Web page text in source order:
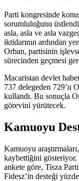
Parti kongresinde
sorumluluğunu
asla, asla ve asla
iktidarının ardından
Orban, partisinin
sürecinden geçmesi
Macaristan devlet
737 delegeden 729’u
kullandı. Bu sonuçla
görevini yürütecek.
Kamuoyu
Kamuoyu
kaybettiğini gösteriyor.
ankete göre, Tisza
Fidesz’in desteği